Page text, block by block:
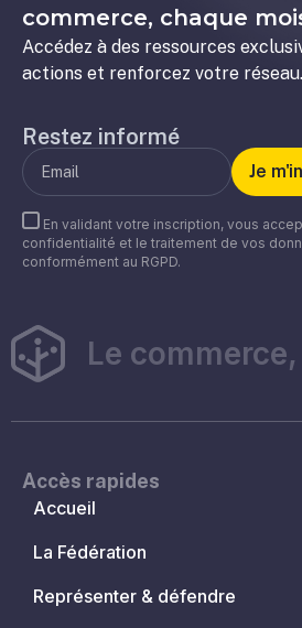
commerce, chaque
Accédez à des ressources
actions et renforcez votre réseau.
Restez informé
En validant votre inscription, vous
confidentialité et le traitement de vos
conformément au RGPD.
Le
Accès rapides
Accueil
La Fédération
Représenter & défendre